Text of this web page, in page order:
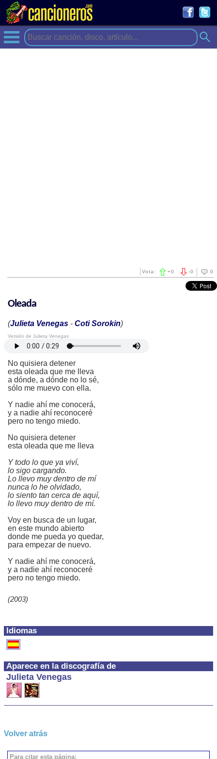
0
-0
Vota: +0
Idiomas
Aparece en la discografía de
Julieta Venegas
Oleada
(Julieta Venegas - Coti Sorokin)
Versión de Julieta Venegas
No quisiera detener
esta oleada que me lleva
a dónde, a dónde no lo sé,
sólo me muevo con ella.
Y nadie ahí me conocerá,
y a nadie ahí reconoceré
pero no tengo miedo.
No quisiera detener
esta oleada que me lleva
Y todo lo que ya viví,
lo sigo cargando.
Lo llevo muy dentro de mí
nunca lo he olvidado,
lo siento tan cerca de aquí,
lo llevo muy dentro de mí.
Voy en busca de un lugar,
en este mundo abierto
donde me pueda yo quedar,
para empezar de nuevo.
Y nadie ahí me conocerá,
y a nadie ahí reconoceré
pero no tengo miedo.
(2003)
Volver atrás
Para citar esta página: